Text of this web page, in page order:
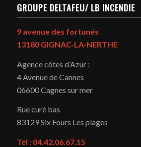
GROUPE DELTAFEU/ LB INCENDIE
9 avenue des fortunés
13180 GIGNAC-LA-NERTHE
Agence côtes d’Azur :
4 Avenue de Cannes
06600 Cagnes sur mer
Rue curé bas
83129Six Fours Les plages
Tél : 04.42.06.67.15